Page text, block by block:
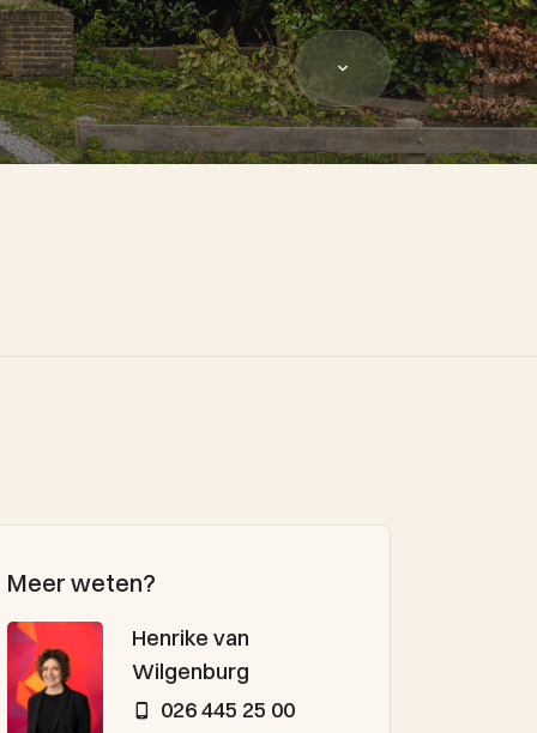
Meer weten?
Henrike van
Wilgenburg
026 445 25 00